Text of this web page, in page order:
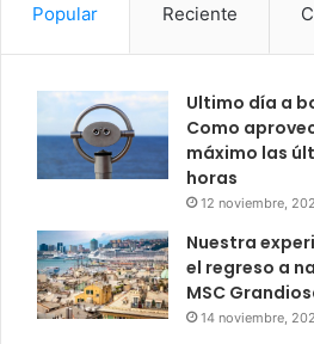
Popular Reciente
Ultimo día a
Como
máximo las
horas
12 noviembre,
Nuestra
el regreso a
MSC
14 noviembre,